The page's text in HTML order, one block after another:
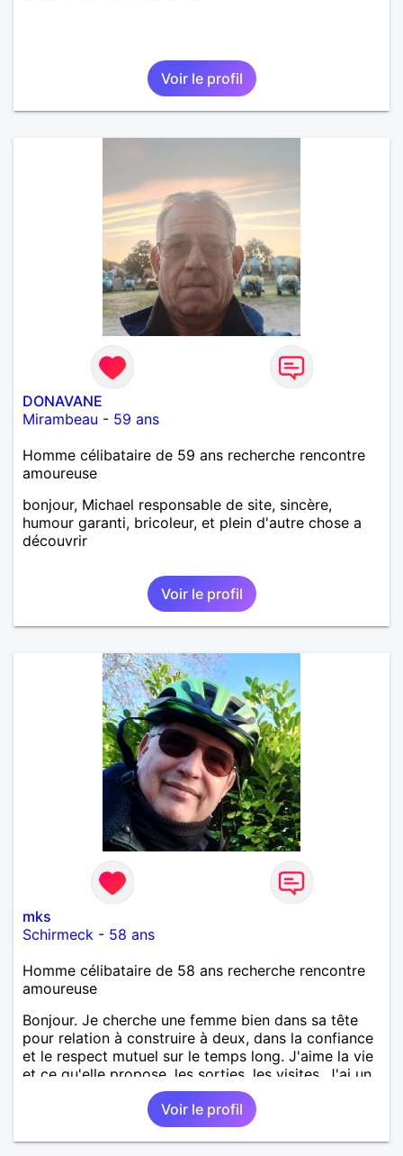
Voir le profil
DONAVANE
Mirambeau - 59 ans
Homme célibataire de 59 ans recherche rencontre
amoureuse
bonjour, Michael responsable de site, sincère,
humour garanti, bricoleur, et plein d'autre chose a
découvrir
Voir le profil
mks
Schirmeck - 58 ans
Homme célibataire de 58 ans recherche rencontre
amoureuse
Bonjour. Je cherche une femme bien dans sa tête
pour relation à construire à deux, dans la confiance
et le respect mutuel sur le temps long. J'aime la vie
et ce qu'elle propose, les sorties, les visites. J'ai un
bon relationnel chaleureux, mais aussi ancré, posé.
Ma situation personnelle est stable. Je souhaite
rencontrer une femme bien dans sa vie pour
avancer à deux. avec joie, complicité, affection.
Voir le profil